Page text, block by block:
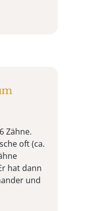
Zähne.
oft (ca.
hat dann
und